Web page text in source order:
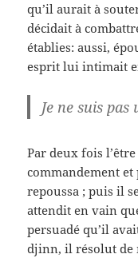
qu’il aurait à
décidait à
établies: aussi,
esprit lui intimait
Je ne suis
Par deux fois
commandement
repoussa ; puis il
attendit en vain
persuadé qu’il
djinn, il résolut de